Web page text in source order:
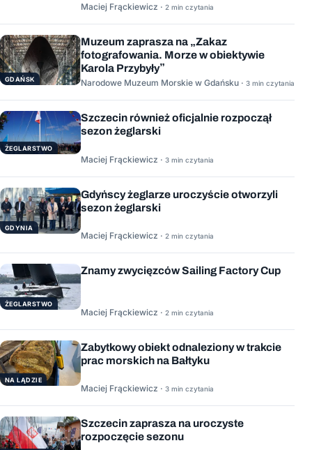
Maciej Frąckiewicz · 2 min czytania
GDAŃSK
Muzeum zaprasza na „Zakaz
fotografowania. Morze w obiektywie
Karola Przybyły”
Narodowe Muzeum Morskie w Gdańsku · 3 min czytania
ŻEGLARSTWO
Szczecin również oficjalnie rozpoczął
sezon żeglarski
Maciej Frąckiewicz · 3 min czytania
GDYNIA
Gdyńscy żeglarze uroczyście otworzyli
sezon żeglarski
Maciej Frąckiewicz · 2 min czytania
ŻEGLARSTWO
Znamy zwycięzców Sailing Factory Cup
Maciej Frąckiewicz · 2 min czytania
NA LĄDZIE
Zabytkowy obiekt odnaleziony w trakcie
prac morskich na Bałtyku
Maciej Frąckiewicz · 3 min czytania
Szczecin zaprasza na uroczyste
rozpoczęcie sezonu